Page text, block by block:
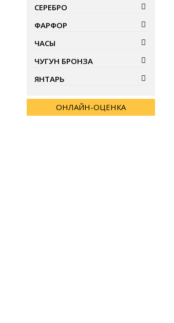
СЕРЕБРО
ФАРФОР
ЧАСЫ
ЧУГУН БРОНЗА
ЯНТАРЬ
ОНЛАЙН-ОЦЕНКА